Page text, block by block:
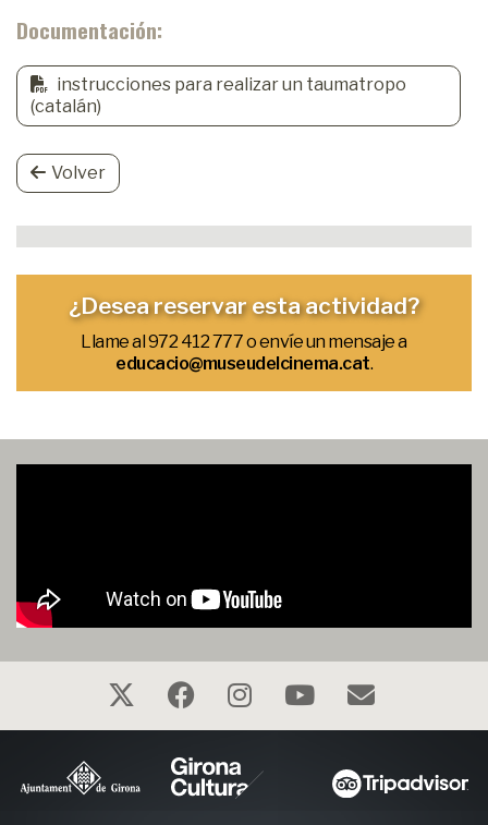
Documentación:
instrucciones para realizar un taumatropo
(catalán)
Volver
¿Desea reservar esta actividad?
Llame al 972 412 777 o envíe un mensaje a
educacio@museudelcinema.cat.